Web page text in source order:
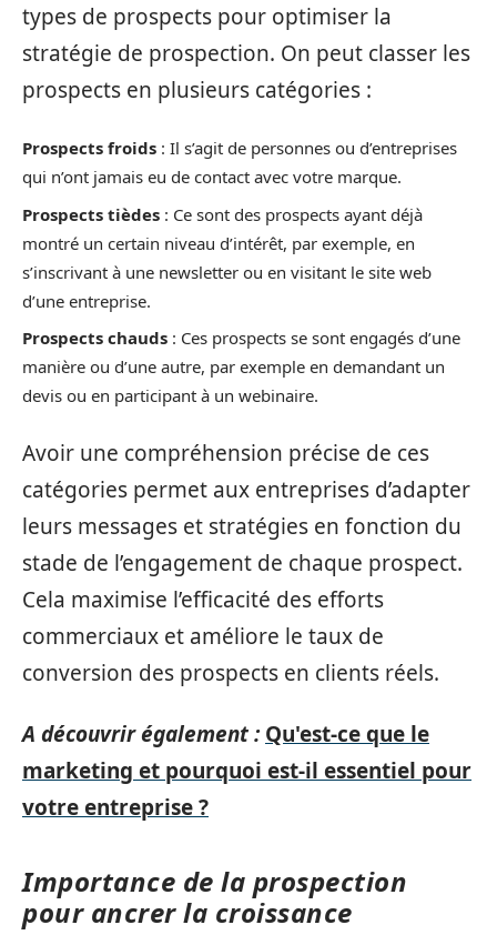
types de prospects pour optimiser la
stratégie de prospection. On peut classer les
prospects en plusieurs catégories :
Prospects froids : Il s’agit de personnes ou d’entreprises
qui n’ont jamais eu de contact avec votre marque.
Prospects tièdes : Ce sont des prospects ayant déjà
montré un certain niveau d’intérêt, par exemple, en
s’inscrivant à une newsletter ou en visitant le site web
d’une entreprise.
Prospects chauds : Ces prospects se sont engagés d’une
manière ou d’une autre, par exemple en demandant un
devis ou en participant à un webinaire.
Avoir une compréhension précise de ces
catégories permet aux entreprises d’adapter
leurs messages et stratégies en fonction du
stade de l’engagement de chaque prospect.
Cela maximise l’efficacité des efforts
commerciaux et améliore le taux de
conversion des prospects en clients réels.
A découvrir également : Qu'est-ce que le
marketing et pourquoi est-il essentiel pour
votre entreprise ?
Importance de la prospection
pour ancrer la croissance